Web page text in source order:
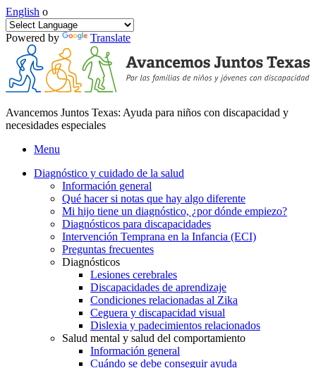
English o
Powered by Translate
Avancemos Juntos Texas: Ayuda para niños con discapacidad y
necesidades especiales
Menu
Diagnóstico y cuidado de la salud
Información general
Qué hacer si notas que hay algo diferente
Mi hijo tiene un diagnóstico, ¿por dónde empiezo?
Diagnósticos para discapacidades
Intervención Temprana en la Infancia (ECI)
Preguntas frecuentes
Diagnósticos
Lesiones cerebrales
Discapacidades de aprendizaje
Condiciones relacionadas al Zika
Ceguera y discapacidad visual
Dislexia y padecimientos relacionados
Salud mental y salud del comportamiento
Información general
Cuándo se debe conseguir ayuda